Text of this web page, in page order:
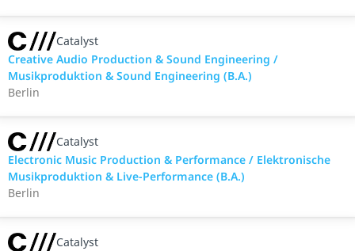
Catalyst
Creative Audio Production & Sound Engineering /
Musikproduktion & Sound Engineering (B.A.)
Berlin
Catalyst
Electronic Music Production & Performance / Elektronische
Musikproduktion & Live-Performance (B.A.)
Berlin
Catalyst